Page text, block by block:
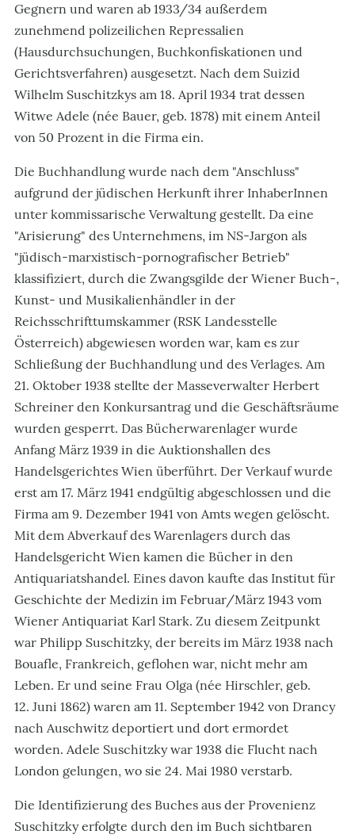
Gegnern und waren ab 1933/34 außerdem
zunehmend polizeilichen Repressalien
(Hausdurchsuchungen, Buchkonfiskationen und
Gerichtsverfahren) ausgesetzt. Nach dem Suizid
Wilhelm Suschitzkys am 18. April 1934 trat dessen
Witwe Adele (née Bauer, geb. 1878) mit einem Anteil
von 50 Prozent in die Firma ein.
Die Buchhandlung wurde nach dem "Anschluss"
aufgrund der jüdischen Herkunft ihrer InhaberInnen
unter kommissarische Verwaltung gestellt. Da eine
"Arisierung" des Unternehmens, im NS-Jargon als
"jüdisch-marxistisch-pornografischer Betrieb"
klassifiziert, durch die Zwangsgilde der Wiener Buch-,
Kunst- und Musikalienhändler in der
Reichsschrifttumskammer (RSK Landesstelle
Österreich) abgewiesen worden war, kam es zur
Schließung der Buchhandlung und des Verlages. Am
21. Oktober 1938 stellte der Masseverwalter Herbert
Schreiner den Konkursantrag und die Geschäftsräume
wurden gesperrt. Das Bücherwarenlager wurde
Anfang März 1939 in die Auktionshallen des
Handelsgerichtes Wien überführt. Der Verkauf wurde
erst am 17. März 1941 endgültig abgeschlossen und die
Firma am 9. Dezember 1941 von Amts wegen gelöscht.
Mit dem Abverkauf des Warenlagers durch das
Handelsgericht Wien kamen die Bücher in den
Antiquariatshandel. Eines davon kaufte das Institut für
Geschichte der Medizin im Februar/März 1943 vom
Wiener Antiquariat Karl Stark. Zu diesem Zeitpunkt
war Philipp Suschitzky, der bereits im März 1938 nach
Bouafle, Frankreich, geflohen war, nicht mehr am
Leben. Er und seine Frau Olga (née Hirschler, geb.
12. Juni 1862) waren am 11. September 1942 von Drancy
nach Auschwitz deportiert und dort ermordet
worden. Adele Suschitzky war 1938 die Flucht nach
London gelungen, wo sie 24. Mai 1980 verstarb.
Die Identifizierung des Buches aus der Provenienz
Suschitzky erfolgte durch den im Buch sichtbaren